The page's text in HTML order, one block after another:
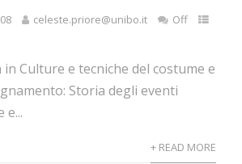
celeste.priore@unibo.it
Off
Culture e tecniche del costume e
Storia degli eventi
e...
+ READ MORE